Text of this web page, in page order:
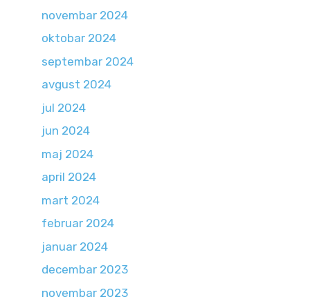
novembar 2024
oktobar 2024
septembar 2024
avgust 2024
jul 2024
jun 2024
maj 2024
april 2024
mart 2024
februar 2024
januar 2024
decembar 2023
novembar 2023